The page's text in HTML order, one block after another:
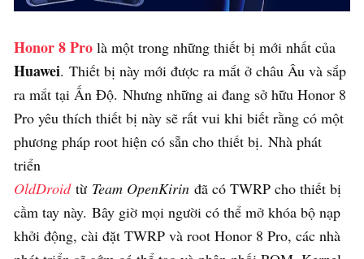
Honor 8 Pro là một trong những thiết bị mới nhất của
Huawei. Thiết bị này mới được ra mắt ở châu Âu và sắp
ra mắt tại Ấn Độ. Nhưng những ai đang sở hữu Honor 8
Pro yêu thích thiết bị này sẽ rất vui khi biết rằng có một
phương pháp root hiện có sẵn cho thiết bị. Nhà phát
triển
OldDroidtừ Team OpenKirin đã có TWRP cho thiết bị
cầm tay này. Bây giờ mọi người có thể mở khóa bộ nạp
khởi động, cài đặt TWRP và root Honor 8 Pro, các nhà